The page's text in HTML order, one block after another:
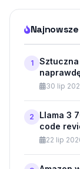
1
30 lip
2
Llama 3
code
API22 lip